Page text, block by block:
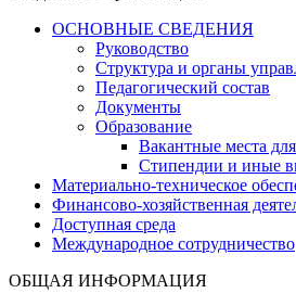
ОСНОВНЫЕ СВЕДЕНИЯ
Руководство
Структура и органы
Педагогический состав
Документы
Образование
Вакантные места
Стипендии и иные
Материально-техническое
Финансово-хозяйственная
Доступная среда
Международное сотрудничество
ОБЩАЯ ИНФОРМАЦИЯ